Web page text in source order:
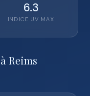
6.3
INDICE UV MAX
Reims